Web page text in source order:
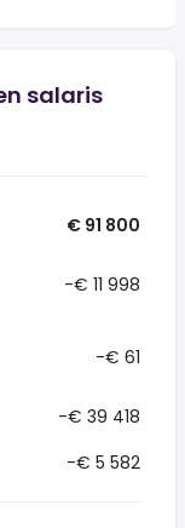
salaris
€ 91 800
-€ 11 998
-€ 61
-€ 39 418
-€ 5 582